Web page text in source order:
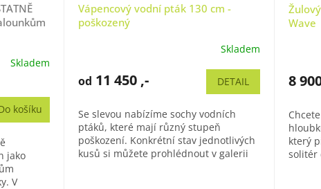
Skladem
košíku
jako
V
Vápencový vodní pták 130 cm -
poškozený
Skladem
od 11 450 ,- DETAIL
Se slevou nabízíme sochy vodních
ptáků, které mají různý stupeň
poškození. Konkrétní stav jednotlivých
kusů si můžete prohlédnout v galerii
Wave
8
který
solitér